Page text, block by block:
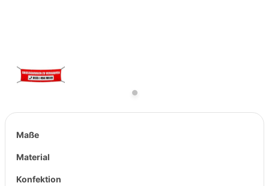
Maße
Material
Konfektion